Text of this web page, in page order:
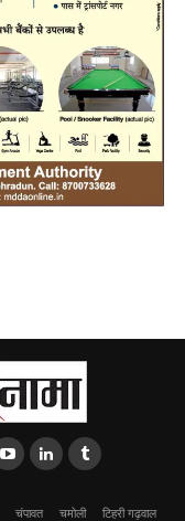
चंपावत चमोली टिहरी गढ़वाल